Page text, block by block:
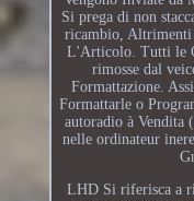
Si prega di non
ricambio, Altrimenti
L'Articolo. Tutti le
rimosse dal
Formattazione.
Formattarle o
autoradio à Vendita
nelle ordinateur
LHD Si riferisca a